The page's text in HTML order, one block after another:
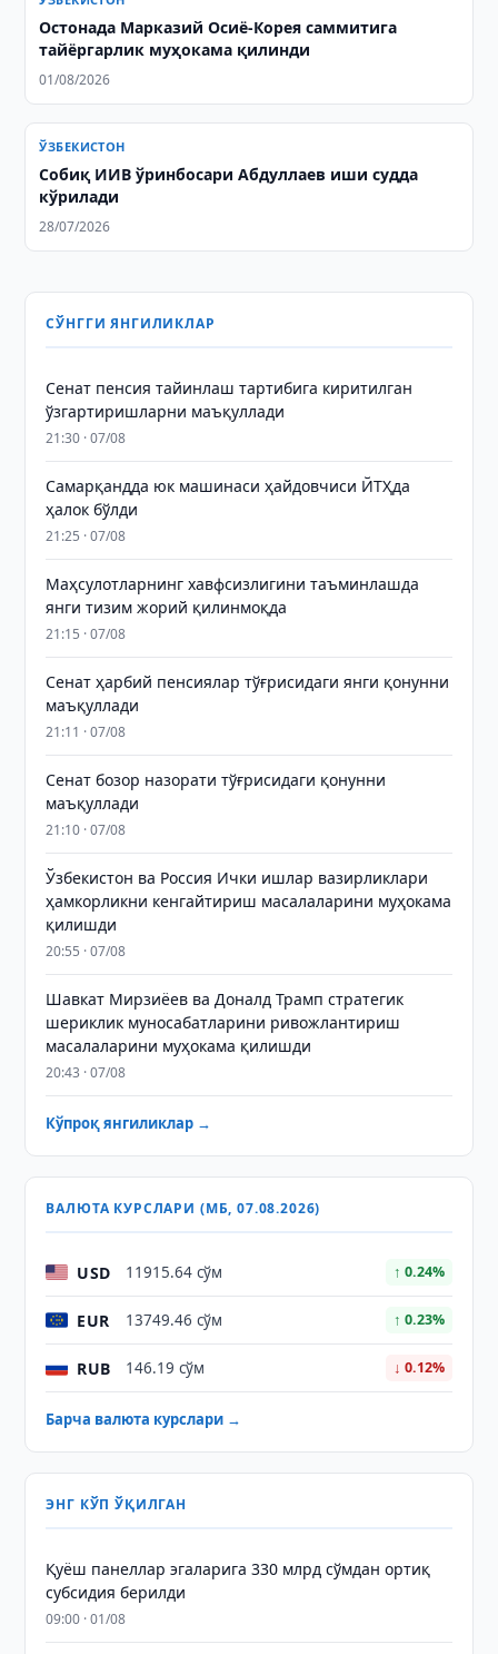
Остонада Марказий Осиё-Корея саммитига
тайёргарлик муҳокама қилинди
01/08/2026
ЎЗБЕКИСТОН
Собиқ ИИВ ўринбосари Абдуллаев иши судда
кўрилади
28/07/2026
СЎНГГИ ЯНГИЛИКЛАР
Сенат пенсия тайинлаш тартибига киритилган
ўзгартиришларни маъқуллади
21:30 · 07/08
Самарқандда юк машинаси ҳайдовчиси ЙТҲда
ҳалок бўлди
21:25 · 07/08
Маҳсулотларнинг хавфсизлигини таъминлашда
янги тизим жорий қилинмоқда
21:15 · 07/08
Сенат ҳарбий пенсиялар тўғрисидаги янги қонунни
маъқуллади
21:11 · 07/08
Сенат бозор назорати тўғрисидаги қонунни
маъқуллади
21:10 · 07/08
Ўзбекистон ва Россия Ички ишлар вазирликлари
ҳамкорликни кенгайтириш масалаларини муҳокама
қилишди
20:55 · 07/08
Шавкат Мирзиёев ва Доналд Трамп стратегик
шериклик муносабатларини ривожлантириш
масалаларини муҳокама қилишди
20:43 · 07/08
Кўпроқ янгиликлар →
ВАЛЮТА КУРСЛАРИ (МБ, 07.08.2026)
USD 11915.64 сўм ↑ 0.24%
EUR 13749.46 сўм ↑ 0.23%
RUB 146.19 сўм ↓ 0.12%
Барча валюта курслари →
ЭНГ КЎП ЎҚИЛГАН
Қуёш панеллар эгаларига 330 млрд сўмдан ортиқ
субсидия берилди
09:00 · 01/08